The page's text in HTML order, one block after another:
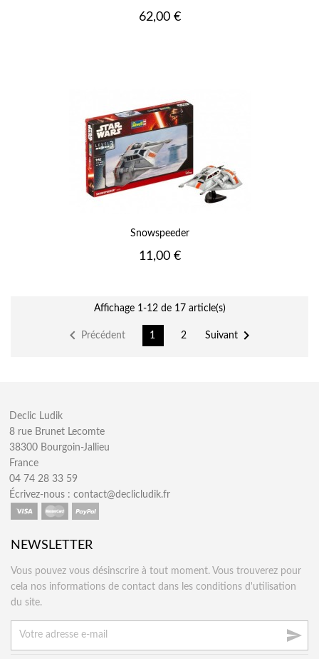
Prix
62,00 €
Snowspeeder
Prix
11,00 €
Affichage 1-12 de 17 article(s)
 Précédent 1 2 Suivant
Declic Ludik
8 rue Brunet Lecomte
38300 Bourgoin-Jallieu
France
04 74 28 33 59
Écrivez-nous :contact@declicludik.fr
NEWSLETTER
Vous pouvez vous désinscrire à tout moment. Vous trouverez pour
cela nos informations de contact dans les conditions d'utilisation
du site.
